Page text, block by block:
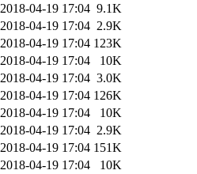
2018-04-19 17:04 9.1K
2018-04-19 17:04 2.9K
2018-04-19 17:04 123K
2018-04-19 17:04
10K
2018-04-19 17:04 3.0K
2018-04-19 17:04 126K
2018-04-19 17:04
10K
2018-04-19 17:04 2.9K
2018-04-19 17:04 151K
2018-04-19 17:04
10K